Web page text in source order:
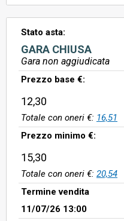
Stato asta:
GARA CHIUSA
Gara non aggiudicata
Prezzo base €:
12,30
Totale con oneri €: 16,51
Prezzo minimo €:
15,30
Totale con oneri €: 20,54
Termine vendita
11/07/26 13:00